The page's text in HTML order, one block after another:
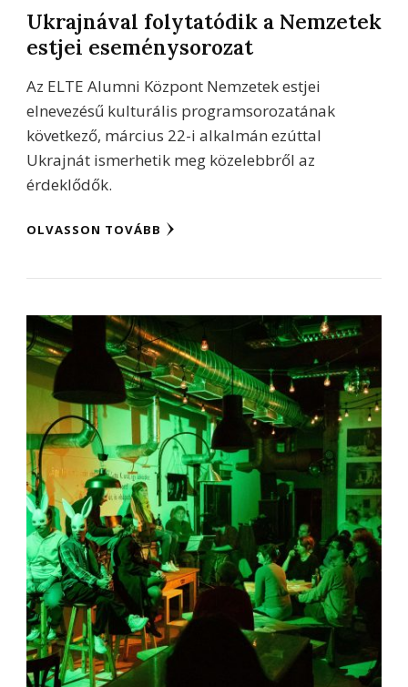
Ukrajnával folytatódik a Nemzetek
estjei eseménysorozat
Az ELTE Alumni Központ Nemzetek estjei
elnevezésű kulturális programsorozatának
következő, március 22-i alkalmán ezúttal
Ukrajnát ismerhetik meg közelebbről az
érdeklődők.
OLVASSON TOVÁBB